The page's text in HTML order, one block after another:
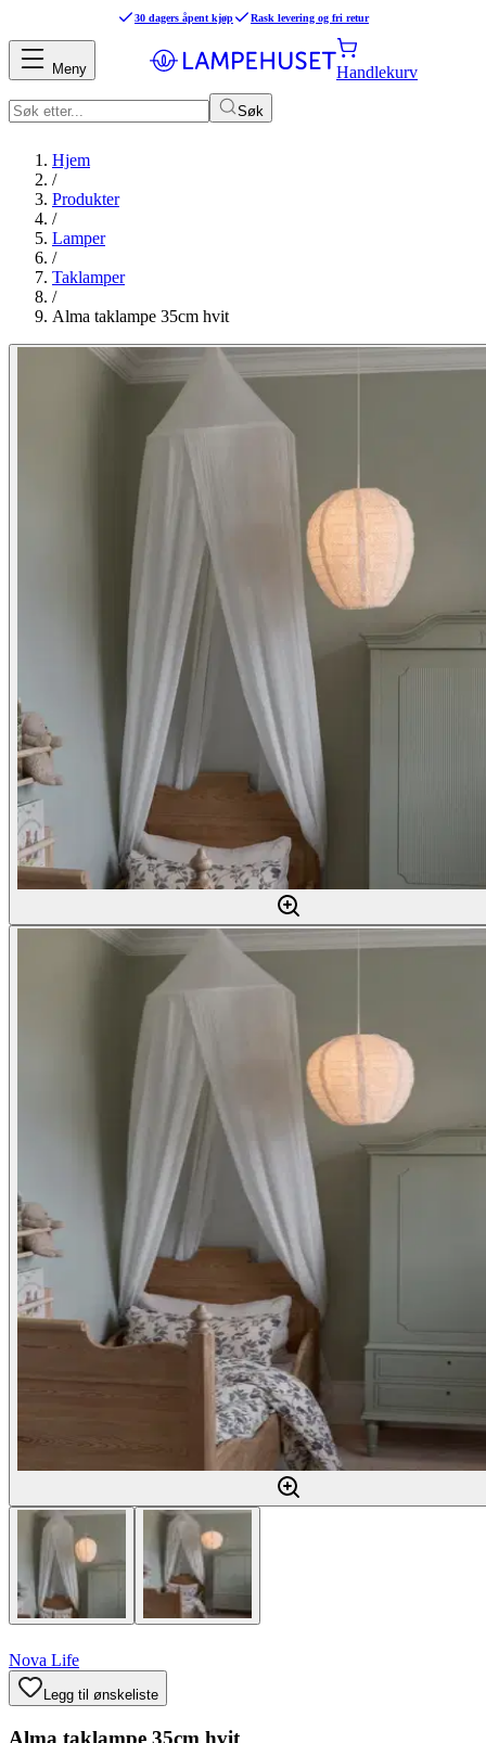
30 dagers åpent kjøp Rask levering og fri retur
Søk
Handlekurv
Meny
Hjem
/
Produkter
/
Lamper
/
Taklamper
/
Alma taklampe 35cm hvit
Nova Life
Legg til ønskeliste
Alma taklampe 35cm hvit